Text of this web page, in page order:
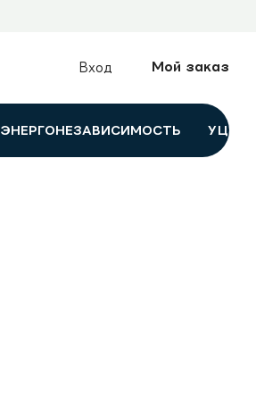
Вход Мой заказ
ЭНЕРГОНЕЗАВИСИМОСТЬ